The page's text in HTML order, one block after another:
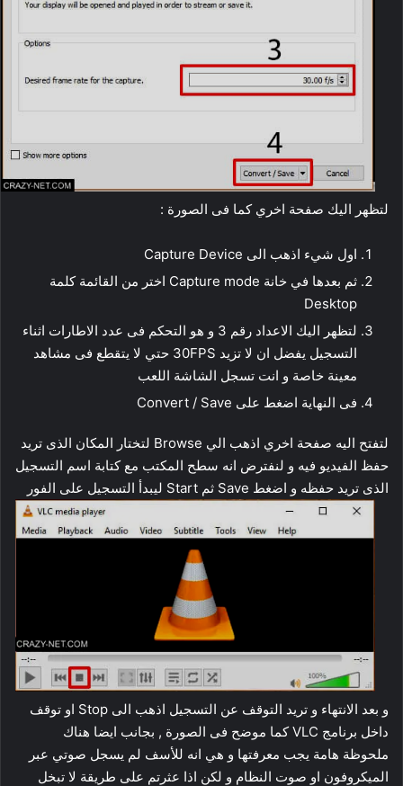
لتظهر اليك صفحة اخري كما فى الصورة :
اول شيء اذهب الى Capture Device
ثم بعدها في خانة Capture mode اختر من القائمة كلمة
Desktop
لتظهر اليك الاعداد رقم 3 و هو التحكم فى عدد الاطارات اثناء
التسجيل يفضل ان لا تزيد 30FPS حتي لا يتقطع فى مشاهد
معينة خاصة و انت تسجل الشاشة اللعب
فى النهاية اضغط على Convert / Save
لتفتح اليه صفحة اخري اذهب الي Browse لتختار المكان الذى تريد
حفظ الفيديو فيه و لنفترض انه سطح المكتب مع كتابة اسم التسجيل
الذى تريد حفظه و اضغط Save ثم Start ليبدأ التسجيل على الفور
و بعد الانتهاء و تريد التوقف عن التسجيل اذهب الى Stop او توقف
داخل برنامج VLC كما موضح فى الصورة , بجانب ايضا هناك
ملحوظة هامة يجب معرفتها و هي انه للأسف لم يسجل صوتي عبر
الميكروفون او صوت النظام و لكن اذا عثرتم على طريقة لا تبخل